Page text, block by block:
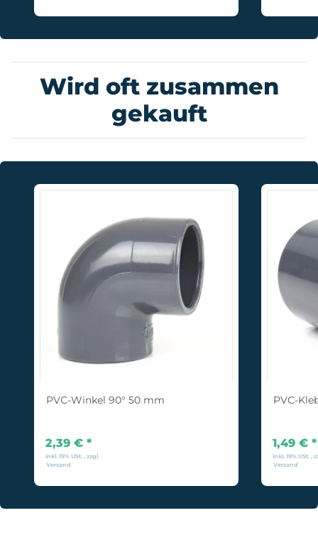
Wird oft zusammen
gekauft
PVC-Winkel 90° 50 mm
2,39 € *
inkl. 19% USt. , zzgl.
Versand
PVC-
1,49 € *
inkl. 19% USt. ,
Versand